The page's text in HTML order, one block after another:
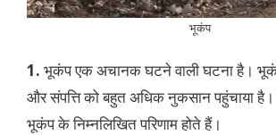
भूकंप
1. भूकंप एक अचानक घटने वाली घटना है।
और संपत्ति को बहुत अधिक नुकसान पहुंचाया
भूकंप के निम्नलिखित परिणाम होते हैं।